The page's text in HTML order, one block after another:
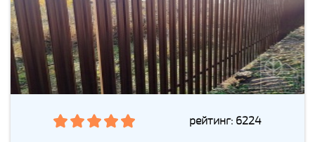
рейтинг: 6224